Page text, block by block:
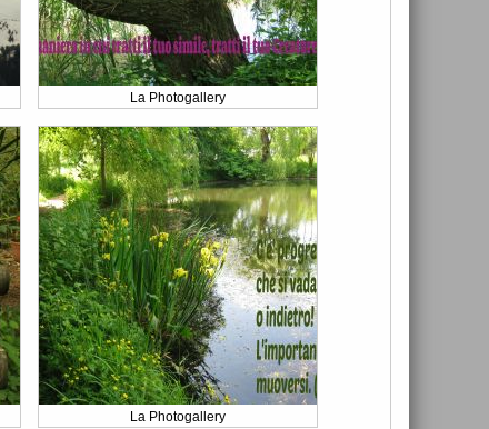
La Photogallery
La Photogallery